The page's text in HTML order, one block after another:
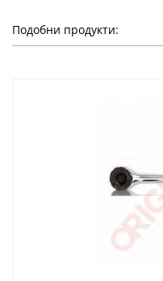
Подобни продукти: